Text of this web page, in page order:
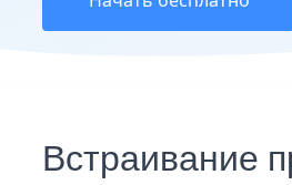
Встраивание